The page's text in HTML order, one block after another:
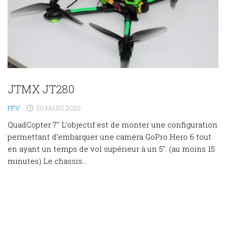
JTMX JT280
FPV 20 MARS 2020
QuadCopter 7″ L’objectif est de monter une configuration
permettant d’embarquer une caméra GoPro Hero 6 tout
en ayant un temps de vol supérieur à un 5″. (au moins 15
minutes) Le chassis...